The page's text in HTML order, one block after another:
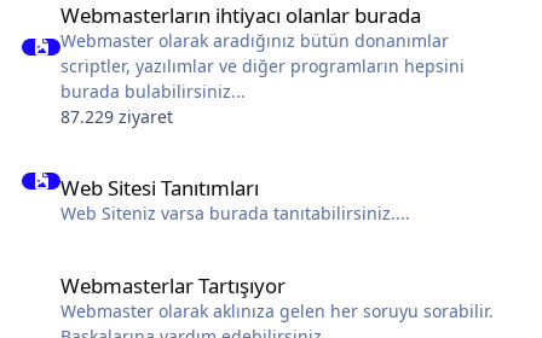
Webmasterların ihtiyacı olanlar burada
Webmaster olarak aradığınız bütün donanımlar
scriptler, yazılımlar ve diğer programların hepsini
burada bulabilirsiniz...
87.229 ziyaret
Web Sitesi Tanıtımları
Web Siteniz varsa burada tanıtabilirsiniz....
Webmasterlar Tartışıyor
Webmaster olarak aklınıza gelen her soruyu sorabilir.